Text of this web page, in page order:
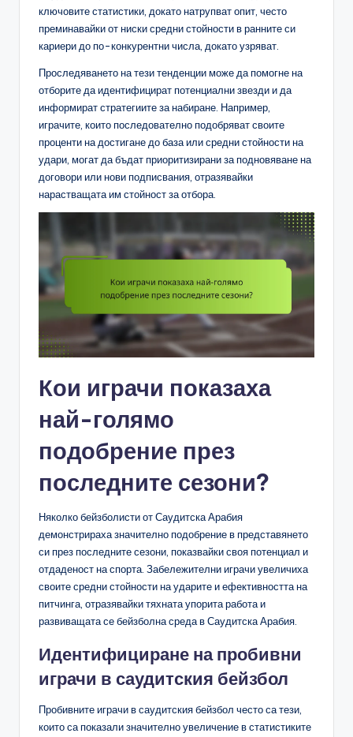
ключовите статистики, докато натрупват опит, често
преминавайки от ниски средни стойности в ранните си
кариери до по-конкурентни числа, докато узряват.
Проследяването на тези тенденции може да помогне на
отборите да идентифицират потенциални звезди и да
информират стратегиите за набиране. Например,
играчите, които последователно подобряват своите
проценти на достигане до база или средни стойности на
удари, могат да бъдат приоритизирани за подновяване на
договори или нови подписвания, отразявайки
нарастващата им стойност за отбора.
Кои играчи показаха
най-голямо
подобрение през
последните сезони?
Няколко бейзболисти от Саудитска Арабия
демонстрираха значително подобрение в представянето
си през последните сезони, показвайки своя потенциал и
отдаденост на спорта. Забележителни играчи увеличиха
своите средни стойности на ударите и ефективността на
питчинга, отразявайки тяхната упорита работа и
развиващата се бейзболна среда в Саудитска Арабия.
Идентифициране на пробивни
играчи в саудитския бейзбол
Пробивните играчи в саудитския бейзбол често са тези,
които са показали значително увеличение в статистиките